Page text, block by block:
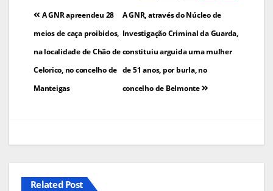
Navegação
de
artigos
A GNR, através do Núcleo de
Investigação Criminal da Guarda,
constituiu arguida uma mulher
de 51 anos, por burla, no
concelho de Belmonte
A GNR apreendeu 28
meios de caça proibidos,
na localidade de Chão de
Celorico, no concelho de
Manteigas
Related Post